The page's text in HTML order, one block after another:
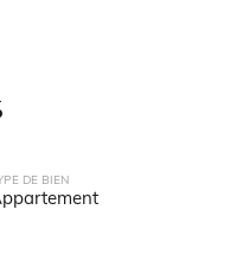
DE BIEN